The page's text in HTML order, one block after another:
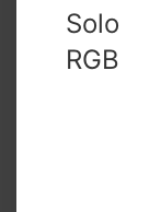
Solo
RGB